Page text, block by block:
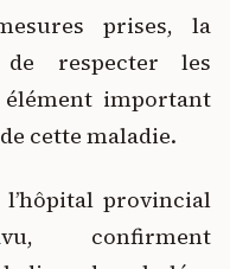
prises, la
respecter les
important
cette maladie.
l’hôpital provincial
confirment